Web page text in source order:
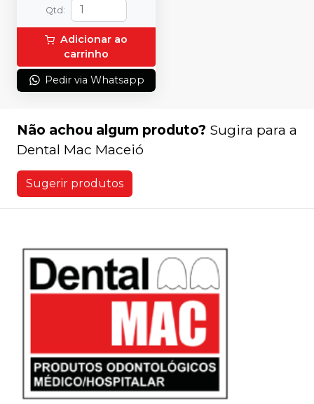
Qtd :
Adicionar ao
carrinho
Pedir via Whatsapp
Não achou algum produto? Sugira para a
Dental Mac Maceió
Sugerir produtos